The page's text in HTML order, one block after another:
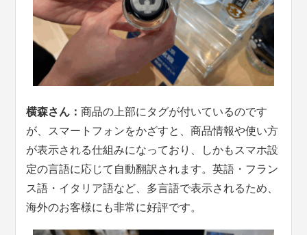
横森さん：商品の上部にタグが付いているのです
が、スマートフォンをかざすと、商品情報や使い方
が表示される仕組みになっており、しかもスマホ設
定の言語に応じて自動翻訳されます。英語・フラン
ス語・イタリア語など、多言語で表示されるため、
海外のお客様にも非常に好評です。